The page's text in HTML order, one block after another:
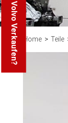
Home Teile
Volvo Verkaufen?